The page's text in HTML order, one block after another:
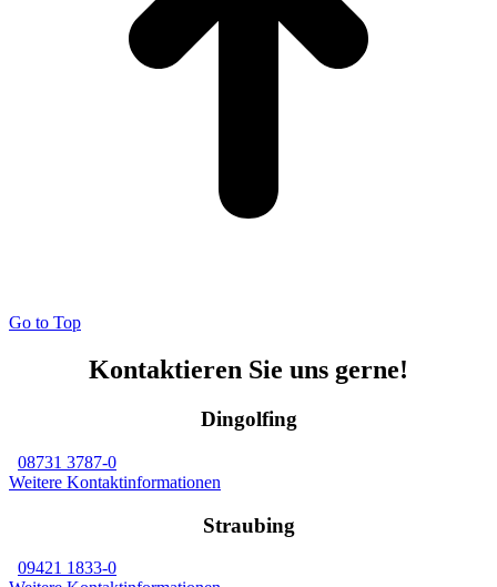
Go to Top
Kontaktieren Sie uns gerne!
Dingolfing
08731 3787-0
Weitere Kontaktinformationen
Straubing
09421 1833-0